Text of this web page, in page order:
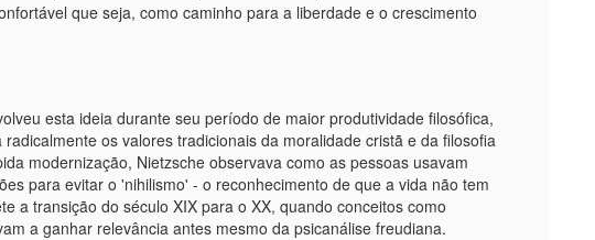
que seja, como caminho para a liberdade e o crescimento
esta ideia durante seu período de maior produtividade filosófica,
os valores tradicionais da moralidade cristã e da filosofia
modernização, Nietzsche observava como as pessoas usavam
para evitar o 'nihilismo' - o reconhecimento de que a vida não tem
a transição do século XIX para o XX, quando conceitos como
a ganhar relevância antes mesmo da psicanálise freudiana.